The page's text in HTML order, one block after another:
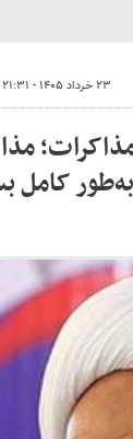
۲۳ خرداد ۱۴۰۵ - ۲۱:۳۱